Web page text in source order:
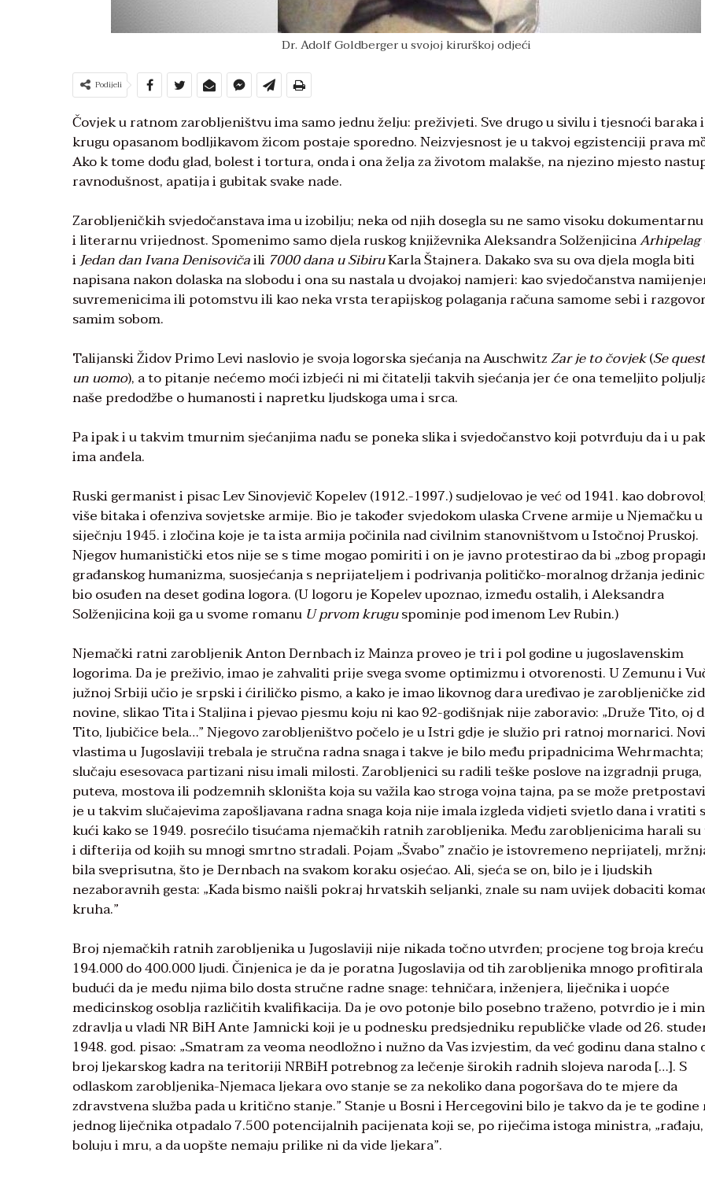
Dr. Adolf Goldberger u svojoj kirurškoj odjeći
Podijeli
Čovjek u ratnom zarobljeništvu ima samo jednu želju: preživjeti. Sve drugo u sivilu i tjesnoći baraka
krugu opasanom bodljikavom žicom postaje sporedno. Neizvjesnost je u takvoj egzistenciji prava
Ako k tome dođu glad, bolest i tortura, onda i ona želja za životom malakše, na njezino mjesto
ravnodušnost, apatija i gubitak svake nade.
Zarobljeničkih svjedočanstava ima u izobilju; neka od njih dosegla su ne samo visoku
i literarnu vrijednost. Spomenimo samo djela ruskog književnika Aleksandra SolženjicinaArhipelag
iJedan dan Ivana Denisovičaili 7000 dana u SibiruKarla Štajnera. Dakako sva su ova djela mogla biti
napisana nakon dolaska na slobodu i ona su nastala u dvojakoj namjeri: kao svjedočanstva
suvremenicima ili potomstvu ili kao neka vrsta terapijskog polaganja računa samome sebi i
samim sobom.
Talijanski Židov Primo Levi naslovio je svoja logorska sjećanja na AuschwitzZar je to čovjek(Se
un uomo), a to pitanje nećemo moći izbjeći ni mi čitatelji takvih sjećanja jer će ona temeljito
naše predodžbe o humanosti i napretku ljudskoga uma i srca.
Pa ipak i u takvim tmurnim sjećanjima nađu se poneka slika i svjedočanstvo koji potvrđuju da i u
ima anđela.
Ruski germanist i pisac Lev Sinovjevič Kopelev (1912.-1997.) sudjelovao je već od 1941. kao
više bitaka i ofenziva sovjetske armije. Bio je također svjedokom ulaska Crvene armije u Njemačku u
siječnju 1945. i zločina koje je ta ista armija počinila nad civilnim stanovništvom u Istočnoj Pruskoj.
Njegov humanistički etos nije se s time mogao pomiriti i on je javno protestirao da bi „zbog
građanskog humanizma, suosjećanja s neprijateljem i podrivanja političko-moralnog držanja
bio osuđen na deset godina logora. (U logoru je Kopelev upoznao, između ostalih, i Aleksandra
Solženjicina koji ga u svome romanu U prvom kruguspominje pod imenom Lev Rubin.)
Njemački ratni zarobljenik Anton Dernbach iz Mainza proveo je tri i pol godine u jugoslavenskim
logorima. Da je preživio, imao je zahvaliti prije svega svome optimizmu i otvorenosti. U Zemunu i
južnoj Srbiji učio je srpski i ćiriličko pismo, a kako je imao likovnog dara uređivao je zarobljeničke
novine, slikao Tita i Staljina i pjevao pjesmu koju ni kao 92-godišnjak nije zaboravio: „Druže Tito, oj
Tito, ljubičice bela…” Njegovo zarobljeništvo počelo je u Istri gdje je služio pri ratnoj mornarici.
vlastima u Jugoslaviji trebala je stručna radna snaga i takve je bilo među pripadnicima
slučaju esesovaca partizani nisu imali milosti. Zarobljenici su radili teške poslove na izgradnji pruga,
puteva, mostova ili podzemnih skloništa koja su važila kao stroga vojna tajna, pa se može
je u takvim slučajevima zapošljavana radna snaga koja nije imala izgleda vidjeti svjetlo dana i vratiti
kući kako se 1949. posrećilo tisućama njemačkih ratnih zarobljenika. Među zarobljenicima harali
i difterija od kojih su mnogi smrtno stradali. Pojam „Švabo” značio je istovremeno neprijatelj,
bila sveprisutna, što je Dernbach na svakom koraku osjećao. Ali, sjeća se on, bilo je i ljudskih
nezaboravnih gesta: „Kada bismo naišli pokraj hrvatskih seljanki, znale su nam uvijek dobaciti
kruha.”
Broj njemačkih ratnih zarobljenika u Jugoslaviji nije nikada točno utvrđen; procjene tog broja kreću
194.000 do 400.000 ljudi. Činjenica je da je poratna Jugoslavija od tih zarobljenika mnogo profitirala
budući da je među njima bilo dosta stručne radne snage: tehničara, inženjera, liječnika i uopće
medicinskog osoblja različitih kvalifikacija. Da je ovo potonje bilo posebno traženo, potvrdio je i
zdravlja u vladi NR BiH Ante Jamnicki koji je u podnesku predsjedniku republičke vlade od 26.
1948. god. pisao: „Smatram za veoma neodložno i nužno da Vas izvjestim, da već godinu dana stalno
broj ljekarskog kadra na teritoriji NRBiH potrebnog za lečenje širokih radnih slojeva naroda […]. S
odlaskom zarobljenika-Njemaca ljekara ovo stanje se za nekoliko dana pogoršava do te mjere da
zdravstvena služba pada u kritično stanje.” Stanje u Bosni i Hercegovini bilo je takvo da je te godine
jednog liječnika otpadalo 7.500 potencijalnih pacijenata koji se, po riječima istoga ministra, „rađaju,
boluju i mru, a da uopšte nemaju prilike ni da vide ljekara”.